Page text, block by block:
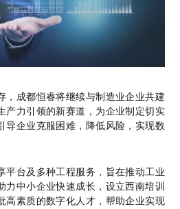
，成都恒睿将继续与制造业企业共建
产力引领的新赛道，为企业制定切实
导企业克服困难，降低风险，实现数
平台及多种工程服务，旨在推动工业
力中小企业快速成长，设立西南培训
高素质的数字化人才，帮助企业实现